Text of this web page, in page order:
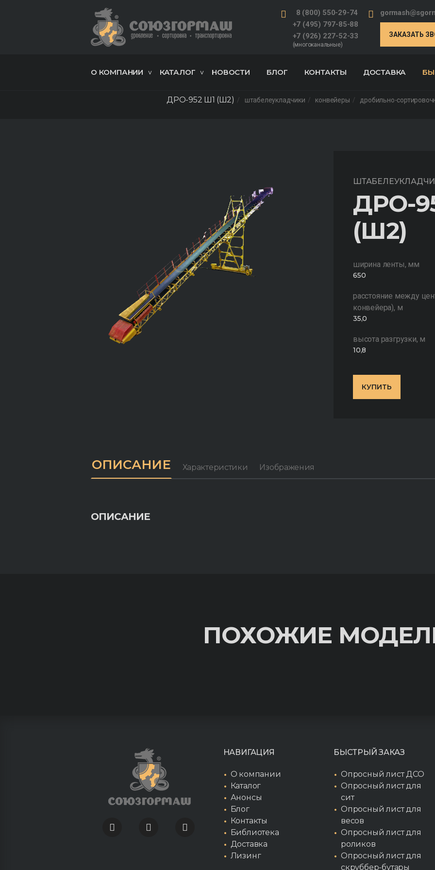
8 (800) 550-29-74
+7 (495) 797-85-88
+7 (926) 227-52-33
(многоканальные)
ЗАКАЗАТЬ
О КОМПАНИИ КАТАЛОГ НОВОСТИ БЛОГ КОНТАКТЫ ДОСТАВКА
дробильно-
конвейеры
штабелеукладчики
ДРО-952 Ш1 (Ш2)
ДРО-
(Ш2)
ширина ленты, мм
650
расстояние между
конвейера), м
35,0
высота разгрузки, м
10,8
КУПИТЬ
ОПИСАНИЕ Характеристики Изображения
ОПИСАНИЕ
ПОХОЖИЕ
НАВИГАЦИЯ
О компании
Каталог
Анонсы
Блог
Контакты
Библиотека
Доставка
Лизинг
БЫСТРЫЙ ЗАКАЗ
Опросный лист ДСО
Опросный лист для
сит
Опросный лист для
весов
Опросный лист для
роликов
Опросный лист для
скруббер-бутары